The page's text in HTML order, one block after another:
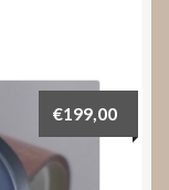
€199,00